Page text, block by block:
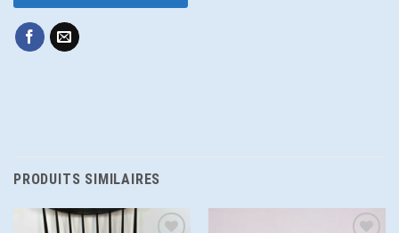
PRODUITS SIMILAIRES